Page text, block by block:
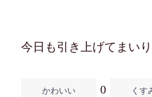
今日も引き上げてまい
かわいい 0 くす